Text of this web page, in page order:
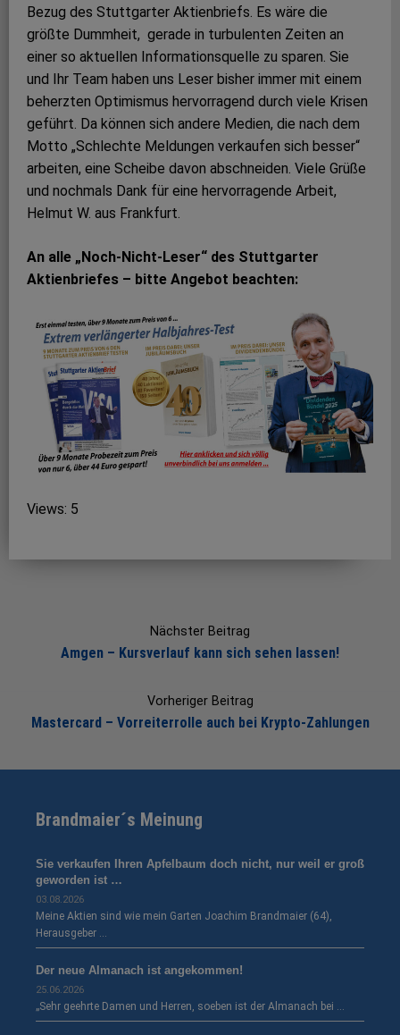
Bezug des Stuttgarter Aktienbriefs. Es wäre die
größte Dummheit, gerade in turbulenten Zeiten an
einer so aktuellen Informationsquelle zu sparen. Sie
und Ihr Team haben uns Leser bisher immer mit einem
beherzten Optimismus hervorragend durch viele Krisen
geführt. Da können sich andere Medien, die nach dem
Motto „Schlechte Meldungen verkaufen sich besser“
arbeiten, eine Scheibe davon abschneiden. Viele Grüße
und nochmals Dank für eine hervorragende Arbeit,
Helmut W. aus Frankfurt.
An alle „Noch-Nicht-Leser“ des Stuttgarter
Aktienbriefes – bitte Angebot beachten:
Views: 5
Nächster Beitrag
Amgen – Kursverlauf kann sich sehen lassen!
Vorheriger Beitrag
Mastercard – Vorreiterrolle auch bei Krypto-Zahlungen
Brandmaier´s Meinung
Sie verkaufen Ihren Apfelbaum doch nicht, nur weil er groß
geworden ist …
03.08.2026
Meine Aktien sind wie mein Garten Joachim Brandmaier (64),
Herausgeber …
Der neue Almanach ist angekommen!
25.06.2026
„Sehr geehrte Damen und Herren, soeben ist der Almanach bei …